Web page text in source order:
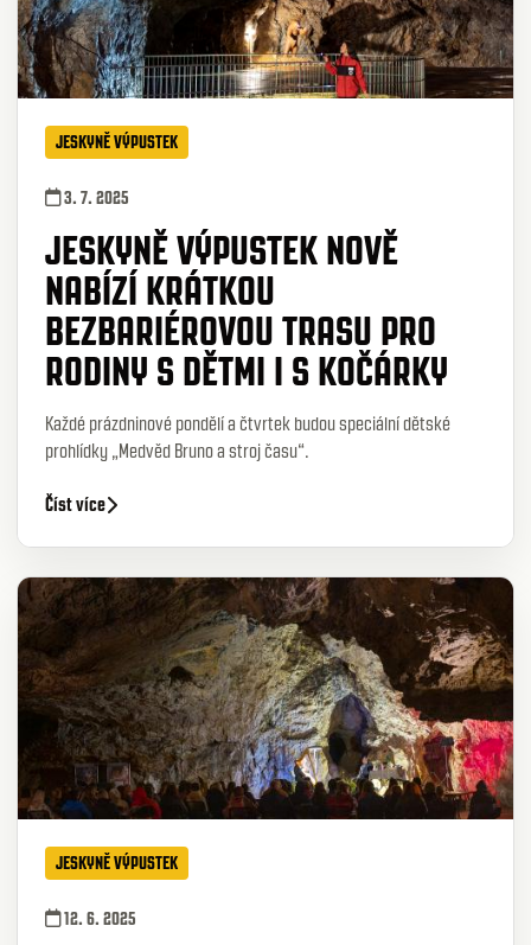
JESKYNĚ VÝPUSTEK
3. 7. 2025
JESKYNĚ VÝPUSTEK NOVĚ
NABÍZÍ KRÁTKOU
BEZBARIÉROVOU TRASU PRO
RODINY S DĚTMI I S KOČÁRKY
Každé prázdninové pondělí a čtvrtek budou speciální dětské
prohlídky „Medvěd Bruno a stroj času“.
Číst více
JESKYNĚ VÝPUSTEK
12. 6. 2025